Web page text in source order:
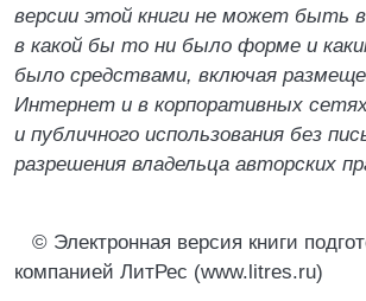
версии этой книги не может быть
в какой бы то ни было форме и
было средствами, включая
Интернет и в корпоративных
и публичного использования без
разрешения владельца авторских
© Электронная версия книги
компанией ЛитРес (www.litres.ru)